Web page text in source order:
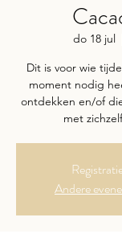
do 18 jul
Dit is voor wie
moment nodig
ontdekken en/of
met
Andere